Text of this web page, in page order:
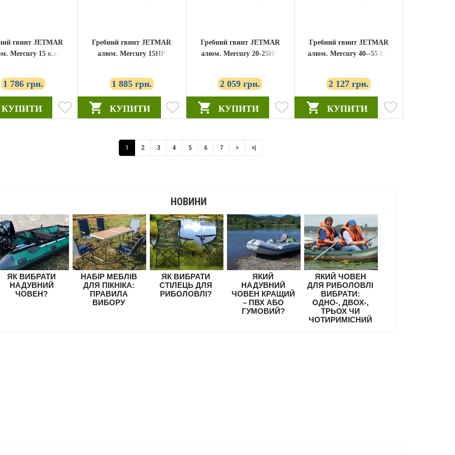
міні AQUA MANIA зелений
КУПИТИ
електромотор Flover 55 T
грн.12 556 грн.
КУПИТИ
Човновий електромотор Flover 55 TGS
гвинт JETMAR
Mercury 15 к.с.
1 786 грн.
КУПИТИ
Гребний гвинт JETMAR
алюм. Mercury 15HP
1 885 грн.
КУПИТИ
Гребний гвинт JETMAR
алюм. Mercury 20-25HP
2 059 грн.
КУПИТИ
Гребний гвинт JETMAR
алюм. Mercury 40--55 HP
2 127 грн.
КУПИТИ
1 2 3 4 5 6 7 > >|
ЯК ВИБРАТИ
НАДУВНИЙ
ЧОВЕН?
НАБІР МЕБЛІВ
ДЛЯ ПІКНІКА:
ПРАВИЛА
ВИБОРУ
ЯК ВИБРАТИ
СТІЛЕЦЬ ДЛЯ
РИБОЛОВЛІ?
ЯКИЙ
НАДУВНИЙ
ЧОВЕН КРАЩИЙ
– ПВХ АБО
ГУМОВИЙ?
ЯКИЙ ЧОВЕН
ДЛЯ РИБОЛОВЛІ
ВИБРАТИ:
ОДНО-, ДВОХ-,
ТРЬОХ ЧИ
ЧОТИРИМІСНИЙ